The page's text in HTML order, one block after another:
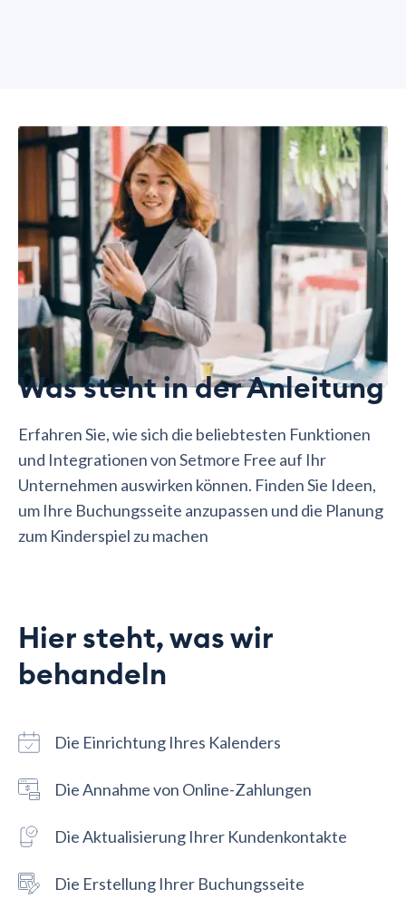
Was steht in der Anleitung
Erfahren Sie, wie sich die beliebtesten Funktionen
und Integrationen von Setmore Free auf Ihr
Unternehmen auswirken können. Finden Sie Ideen,
um Ihre Buchungsseite anzupassen und die Planung
zum Kinderspiel zu machen
Hier steht, was wir
behandeln
Die Einrichtung Ihres Kalenders
Die Annahme von Online-Zahlungen
Die Aktualisierung Ihrer Kundenkontakte
Die Erstellung Ihrer Buchungsseite